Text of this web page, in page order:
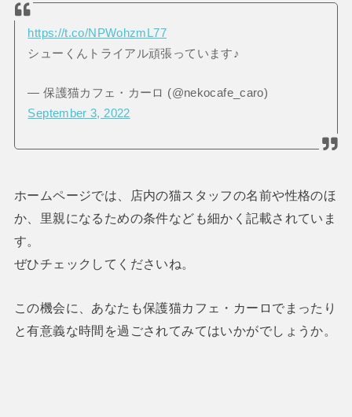
https://t.co/NPWohzmL77
シューくんトライアル頑張っています♪
— 保護猫カフェ・カーロ (@nekocafe_caro)
September 3, 2022
ホームページでは、店内の猫スタッフの名前や性格のほ
か、里親になるための条件なども細かく記載されていま
す。
ぜひチェックしてくださいね。
この機会に、あなたも保護猫カフェ・カーロでまったり
と有意義な時間を過ごされてみてはいかがでしょうか。